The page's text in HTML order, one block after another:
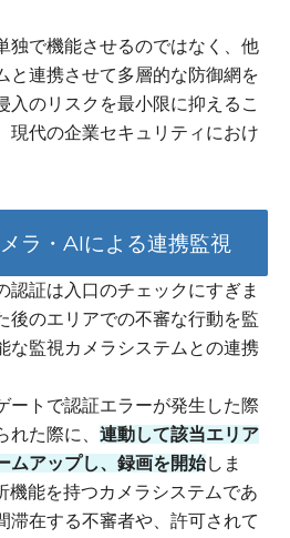
独で機能させるのではなく、他
と連携させて多層的な防御網を
入のリスクを最小限に抑えるこ
現代の企業セキュリティにおけ
ラ・AIによる連携監視
認証は入口のチェックにすぎま
後のエリアでの不審な行動を監
な監視カメラシステムとの連携
ートで認証エラーが発生した際
た際に、 連動して該当エリア
ムアップし、録画を開始しま
機能を持つカメラシステムであ
滞在する不審者や、許可されて